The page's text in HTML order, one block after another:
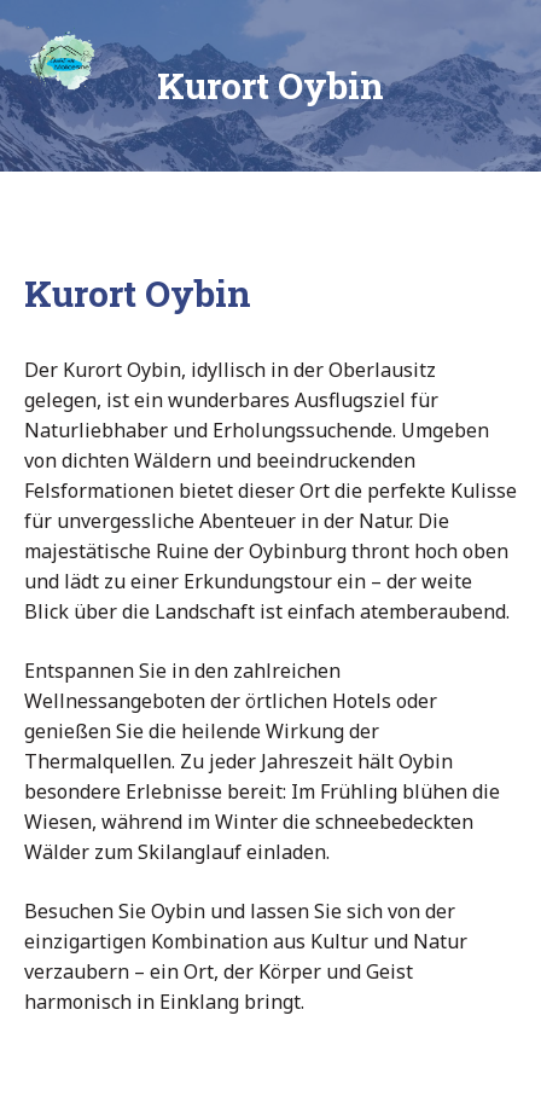
content
Ferienhaus
am See
Chalet
am
Mollcesine
im
Oberlausitzer
Kurort Oybin
Kurort Oybin
Der Kurort Oybin, idyllisch in der Oberlausitz
gelegen, ist ein wunderbares Ausflugsziel für
Naturliebhaber und Erholungssuchende. Umgeben
von dichten Wäldern und beeindruckenden
Felsformationen bietet dieser Ort die perfekte Kulisse
für unvergessliche Abenteuer in der Natur. Die
majestätische Ruine der Oybinburg thront hoch oben
und lädt zu einer Erkundungstour ein – der weite
Blick über die Landschaft ist einfach atemberaubend.
Entspannen Sie in den zahlreichen
Wellnessangeboten der örtlichen Hotels oder
genießen Sie die heilende Wirkung der
Thermalquellen. Zu jeder Jahreszeit hält Oybin
besondere Erlebnisse bereit: Im Frühling blühen die
Wiesen, während im Winter die schneebedeckten
Wälder zum Skilanglauf einladen.
Besuchen Sie Oybin und lassen Sie sich von der
einzigartigen Kombination aus Kultur und Natur
verzaubern – ein Ort, der Körper und Geist
harmonisch in Einklang bringt.